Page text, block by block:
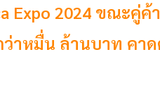
Expo 2024 ขณะคู่
าหมื่น ล้านบาท คา